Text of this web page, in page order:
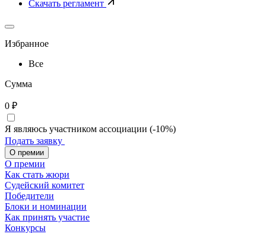
Скачать регламент
Избранное
Все
Сумма
0 ₽
Я являюсь участником ассоциации (-10%)
Подать заявку
О премии
О премии
Как стать жюри
Судейский комитет
Победители
Блоки и номинации
Как принять участие
Конкурсы